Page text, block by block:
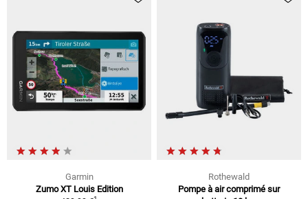
Garmin
Zumo XT Louis Edition
Rothewald
Pompe à air comprimé sur